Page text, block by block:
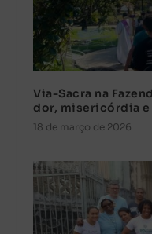
Via-Sacra na
dor, misericórdia
18 de março de 2026